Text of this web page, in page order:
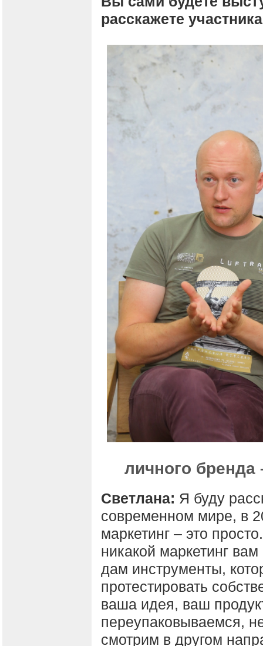
расскажете
личного бренда
Светлана: Я буду
современном мире, в
маркетинг – это
никакой маркетинг
дам инструменты,
протестировать
ваша идея, ваш
переупаковываемся,
смотрим в другом